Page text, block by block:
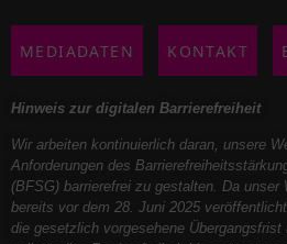
MEDIADATEN KONTAKT
Hinweis zur digitalen Barrierefreiheit
Wir arbeiten kontinuierlich daran, unsere
Anforderungen des
(BFSG) barrierefrei zu gestalten. Da unser
bereits vor dem 28. Juni 2025
die gesetzlich vorgesehene Übergangsfrist